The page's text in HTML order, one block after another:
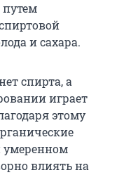
и сахара.
спирта, а
играет
этому
умеренном
влиять на